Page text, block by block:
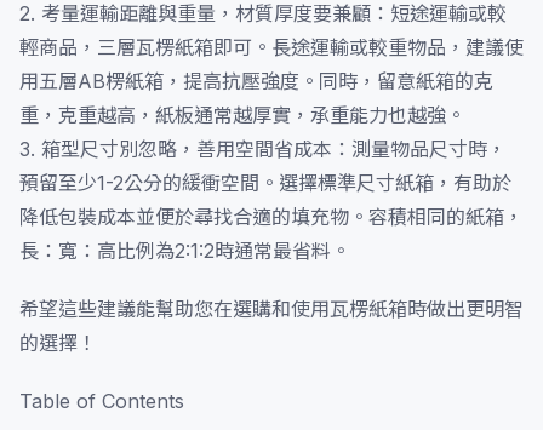
2. 考量運輸距離與重量，材質厚度要兼顧：短途運輸或較
輕商品，三層瓦楞紙箱即可。長途運輸或較重物品，建議使
用五層AB楞紙箱，提高抗壓強度。同時，留意紙箱的克
重，克重越高，紙板通常越厚實，承重能力也越強。
3. 箱型尺寸別忽略，善用空間省成本：測量物品尺寸時，
預留至少1-2公分的緩衝空間。選擇標準尺寸紙箱，有助於
降低包裝成本並便於尋找合適的填充物。容積相同的紙箱，
長：寬：高比例為2:1:2時通常最省料。
希望這些建議能幫助您在選購和使用瓦楞紙箱時做出更明智
的選擇！
Table of Contents